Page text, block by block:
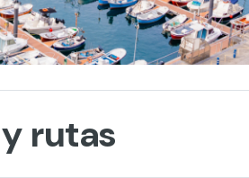
rutas